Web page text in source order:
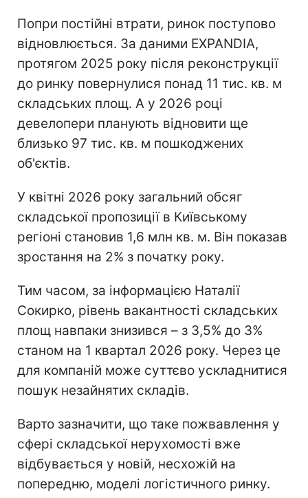
Попри постійні втрати, ринок поступово
відновлюється. За даними EXPANDIA,
протягом 2025 року після реконструкції
до ринку повернулися понад 11 тис. кв. м
складських площ. А у 2026 році
девелопери планують відновити ще
близько 97 тис. кв. м пошкоджених
об'єктів.
У квітні 2026 року загальний обсяг
складської пропозиції в Київському
регіоні становив 1,6 млн кв. м. Він показав
зростання на 2% з початку року.
Тим часом, за інформацією Наталії
Сокирко, рівень вакантності складських
площ навпаки знизився – з 3,5% до 3%
станом на 1 квартал 2026 року. Через це
для компаній може суттєво ускладнитися
пошук незайнятих складів.
Варто зазначити, що таке пожвавлення у
сфері складської нерухомості вже
відбувається у новій, несхожій на
попередню, моделі логістичного ринку.